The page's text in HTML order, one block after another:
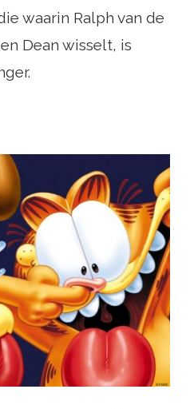
waarin Ralph van de
Dean wisselt, is